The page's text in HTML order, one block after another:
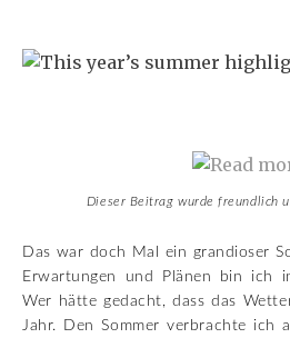
Dieser Beitrag wurde freundlich
Das war doch Mal ein grandioser
Erwartungen und Plänen bin ich
Wer hätte gedacht, dass das
Jahr. Den Sommer verbrachte ich